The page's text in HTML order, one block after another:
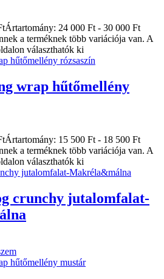
Ártartomány: 24 000 Ft - 30 000 Ft
a terméknek több variációja van. A
választhatók ki
wrap hűtőmellény
Ártartomány: 15 500 Ft - 18 500 Ft
a terméknek több variációja van. A
választhatók ki
crunchy jutalomfalat-